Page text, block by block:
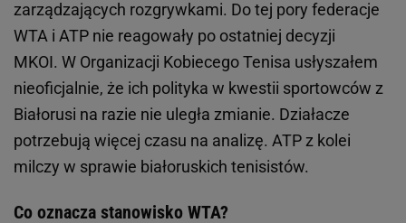
zarządzających rozgrywkami. Do tej pory federacje
WTA i ATP nie reagowały po ostatniej decyzji
MKOI. W Organizacji Kobiecego Tenisa usłyszałem
nieoficjalnie, że ich polityka w kwestii sportowców z
Białorusi na razie nie uległa zmianie. Działacze
potrzebują więcej czasu na analizę. ATP z kolei
milczy w sprawie białoruskich tenisistów.
Co oznacza stanowisko WTA?